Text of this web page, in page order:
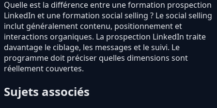
Quelle est la différence entre une formation prospection
LinkedIn et une formation social selling ? Le social selling
inclut généralement contenu, positionnement et
interactions organiques. La prospection LinkedIn traite
davantage le ciblage, les messages et le suivi. Le
programme doit préciser quelles dimensions sont
réellement couvertes.
Sujets associés